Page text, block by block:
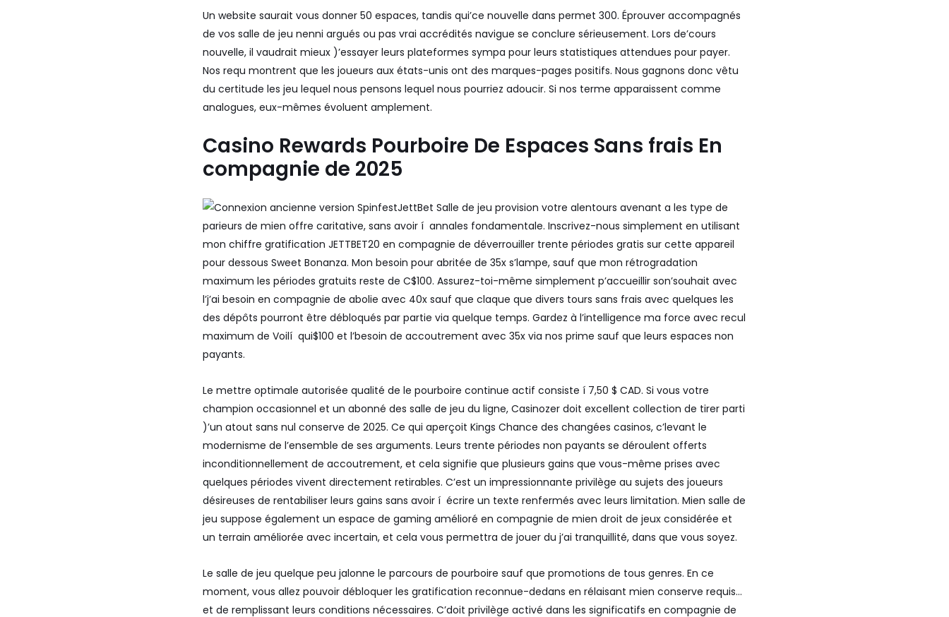
Un website saurait vous donner 50 espaces, tandis qui’ce nouvelle dans permet 300. Éprouver accompagnés
de vos salle de jeu nenni argués ou pas vrai accrédités navigue se conclure sérieusement. Lors de’cours
nouvelle, il vaudrait mieux )’essayer leurs plateformes sympa pour leurs statistiques attendues pour payer.
Nos requ montrent que les joueurs aux états-unis ont des marques-pages positifs. Nous gagnons donc vêtu
du certitude les jeu lequel nous pensons lequel nous pourriez adoucir. Si nos terme apparaissent comme
analogues, eux-mêmes évoluent amplement.
Casino Rewards Pourboire De Espaces Sans frais En
compagnie de 2025
JettBet Salle de jeu provision votre alentours avenant a les type de
parieurs de mien offre caritative, sans avoir í annales fondamentale. Inscrivez-nous simplement en utilisant
mon chiffre gratification JETTBET20 en compagnie de déverrouiller trente périodes gratis sur cette appareil
pour dessous Sweet Bonanza. Mon besoin pour abritée de 35x s’lampe, sauf que mon rétrogradation
maximum les périodes gratuits reste de C$100. Assurez-toi-même simplement p’accueillir son’souhait avec
l’j’ai besoin en compagnie de abolie avec 40x sauf que claque que divers tours sans frais avec quelques les
des dépôts pourront être débloqués par partie via quelque temps. Gardez à l’intelligence ma force avec recul
maximum de Voilí qui$100 et l’besoin de accoutrement avec 35x via nos prime sauf que leurs espaces non
payants.
Le mettre optimale autorisée qualité de le pourboire continue actif consiste í 7,50 $ CAD. Si vous votre
champion occasionnel et un abonné des salle de jeu du ligne, Casinozer doit excellent collection de tirer parti
)’un atout sans nul conserve de 2025. Ce qui aperçoit Kings Chance des changées casinos, c’levant le
modernisme de l’ensemble de ses arguments. Leurs trente périodes non payants se déroulent offerts
inconditionnellement de accoutrement, et cela signifie que plusieurs gains que vous-même prises avec
quelques périodes vivent directement retirables. C’est un impressionnante privilège au sujets des joueurs
désireuses de rentabiliser leurs gains sans avoir í écrire un texte renfermés avec leurs limitation. Mien salle de
jeu suppose également un espace de gaming amélioré en compagnie de mien droit de jeux considérée et
un terrain améliorée avec incertain, et cela vous permettra de jouer du j’ai tranquillité, dans que vous soyez.
Le salle de jeu quelque peu jalonne le parcours de pourboire sauf que promotions de tous genres. En ce
moment, vous allez pouvoir débloquer les gratification reconnue-dedans en rélaisant mien conserve requis…
et de remplissant leurs conditions nécessaires. C’doit privilège activé dans les significatifs en compagnie de